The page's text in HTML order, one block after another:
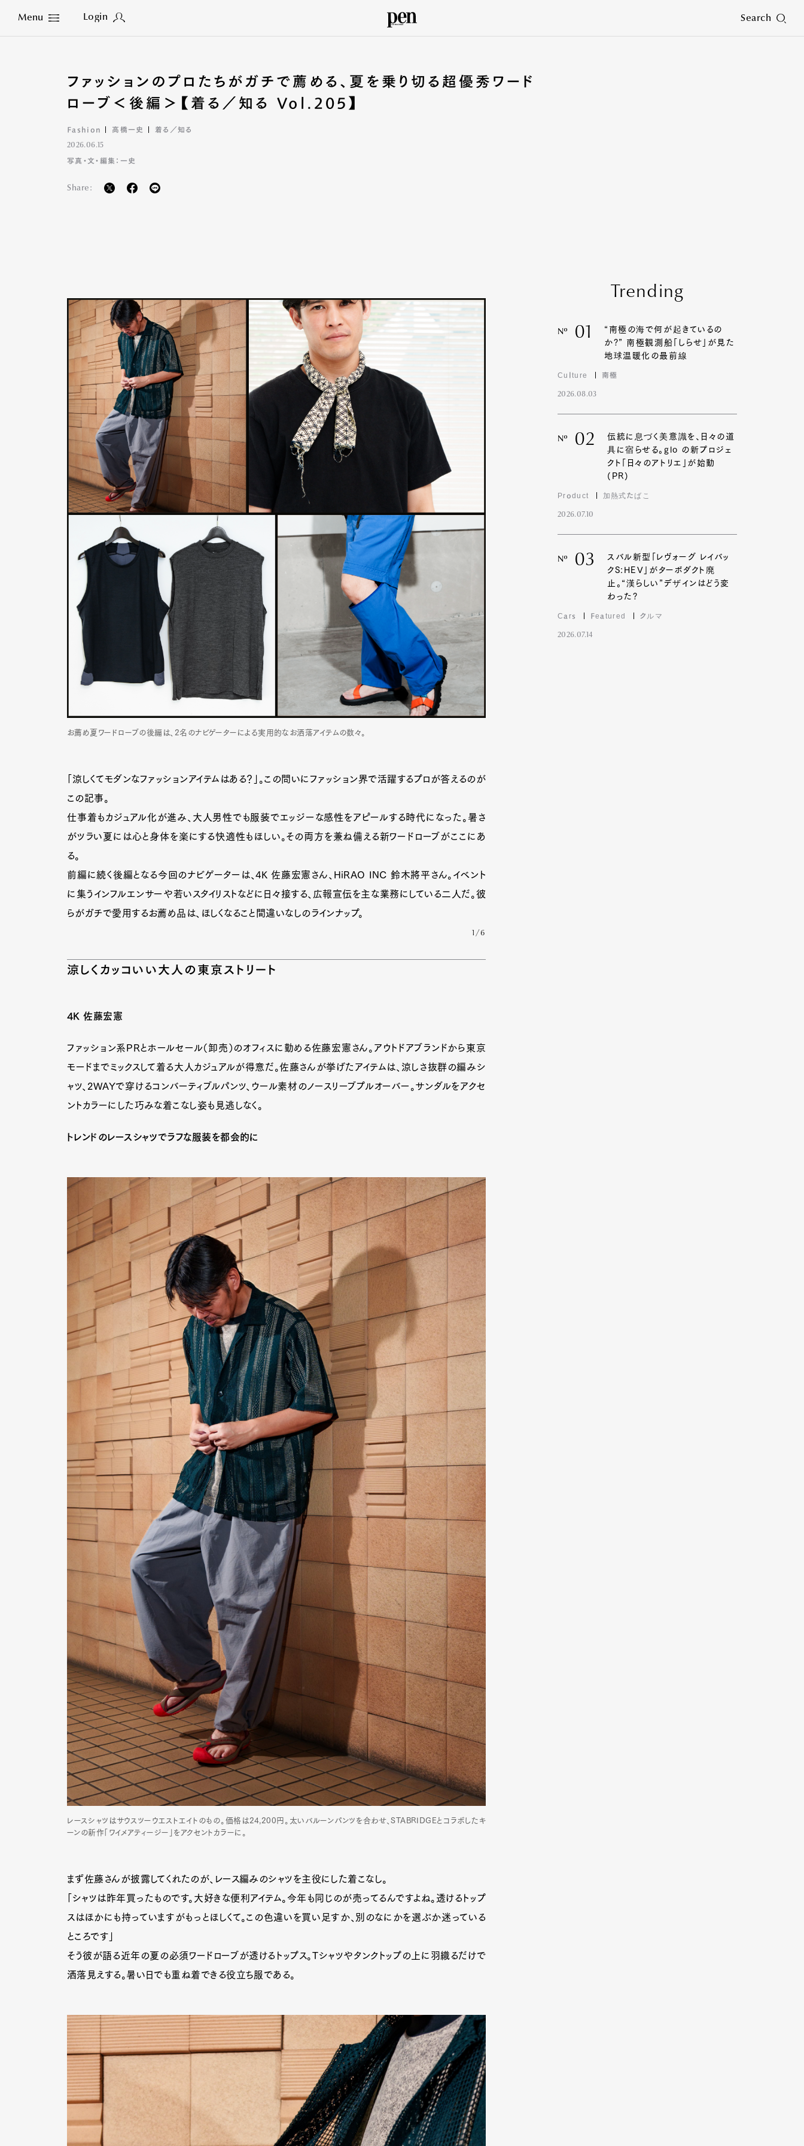
Menu Login Search
Close
Art&Design Watch
Fashion
Gourmet
Cars Product
Culture
Lifestyle
Pen Membership Magazine Official Columnist
Pen Meet Pen international Pen tw
ファッションのプロたちがガチで薦める、夏を乗り切る超優秀ワード
ローブ＜後編＞【着る／知る Vol.205】
Fashion 高橋一史 着る／知る
2026.06.15
写真・文・編集：一史
Share:
お薦め夏ワードローブの後編は、2名のナビゲーターによる実用的なお洒落アイテムの数々。
「涼しくてモダンなファッションアイテムはある？」。この問いにファッション界で活躍するプロが答えるのが
この記事。
仕事着もカジュアル化が進み、大人男性でも服装でエッジーな感性をアピールする時代になった。暑さ
がツラい夏には心と身体を楽にする快適性もほしい。その両方を兼ね備える新ワードローブがここにあ
る。
前編に続く後編となる今回のナビゲーターは、4K 佐藤宏憲さん、HiRAO INC 鈴木將平さん。イベント
に集うインフルエンサーや若いスタイリストなどに日々接する、広報宣伝を主な業務にしている二人だ。彼
らがガチで愛用するお薦め品は、ほしくなること間違いなしのラインナップ。
1/6
涼しくカッコいい大人の東京ストリート
4K 佐藤宏憲
ファッション系PRとホールセール（卸売）のオフィスに勤める佐藤宏憲さん。アウトドアブランドから東京
モードまでミックスして着る大人カジュアルが得意だ。佐藤さんが挙げたアイテムは、涼しさ抜群の編みシ
ャツ、2WAYで穿けるコンバーティブルパンツ、ウール素材のノースリーブプルオーバー。サンダルをアクセ
ントカラーにした巧みな着こなし姿も見逃しなく。
トレンドのレースシャツでラフな服装を都会的に
レースシャツはサウスツーウエストエイトのもの。価格は24,200円。太いバルーンパンツを合わせ、STABRIDGEとコラボしたキ
ーンの新作「ワイメアティージー」をアクセントカラーに。
まず佐藤さんが披露してくれたのが、レース編みのシャツを主役にした着こなし。
「シャツは昨年買ったものです。大好きな便利アイテム。今年も同じのが売ってるんですよね。透けるトップ
スはほかにも持っていますがもっとほしくて。この色違いを買い足すか、別のなにかを選ぶか迷っている
ところです」
そう彼が語る近年の夏の必須ワードローブが透けるトップス。Tシャツやタンクトップの上に羽織るだけで
洒落見えする。暑い日でも重ね着できる役立ち服である。
Trending
Nº 01
“南極の海で何が起きているの
か?” 南極観測船「しらせ」が見た
地球温暖化の最前線
Culture 南極
2026.08.03
Nº 02
伝統に息づく美意識を、日々の道
具に宿らせる。glo の新プロジェ
クト「日々のアトリエ」が始動
(PR)
Product 加熱式たばこ
2026.07.10
Nº 03
スバル新型「レヴォーグ レイバッ
クS:HEV」がターボダクト廃
止。“漢らしい”デザインはどう変
わった?
Cars Featured クルマ
2026.07.14